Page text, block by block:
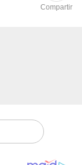
Compartir